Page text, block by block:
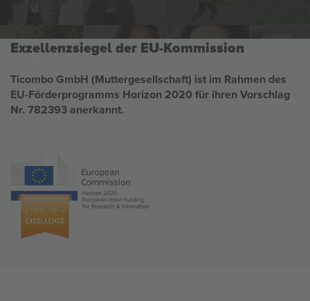
Exzellenzsiegel der EU-Kommission
Ticombo GmbH (Muttergesellschaft) ist im Rahmen des
EU-Förderprogramms Horizon 2020 für ihren Vorschlag
Nr. 782393 anerkannt.